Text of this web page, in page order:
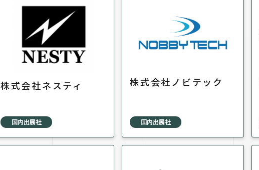
株式会社ネスティ
国内出展社
株式会社ノビテック
国内出展社